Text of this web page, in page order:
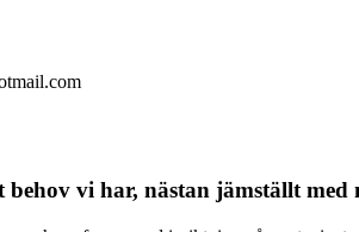
vi har, nästan jämställt med